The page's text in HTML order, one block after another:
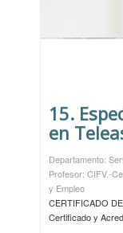
15.
en
Departamento:
Profesor: CIFV.-
y Empleo
CERTIFICADO
Certificado y